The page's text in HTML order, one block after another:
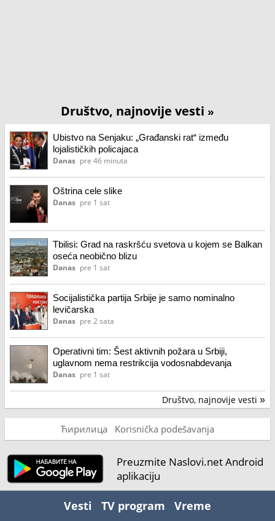
Društvo, najnovije vesti »
Ubistvo na Senjaku: „Građanski rat“ između
lojalističkih policajaca
Danas pre 46 minuta
Oštrina cele slike
Danas pre 1 sat
Tbilisi: Grad na raskršću svetova u kojem se Balkan
oseća neobično blizu
Danas pre 1 sat
Socijalistička partija Srbije je samo nominalno
levičarska
Danas pre 2 sata
Operativni tim: Šest aktivnih požara u Srbiji,
uglavnom nema restrikcija vodosnabdevanja
Danas pre 1 sat
Društvo, najnovije vesti »
Ћирилица Korisnička podešavanja
Preuzmite Naslovi.net Android
aplikaciju
Vesti TV program Vreme